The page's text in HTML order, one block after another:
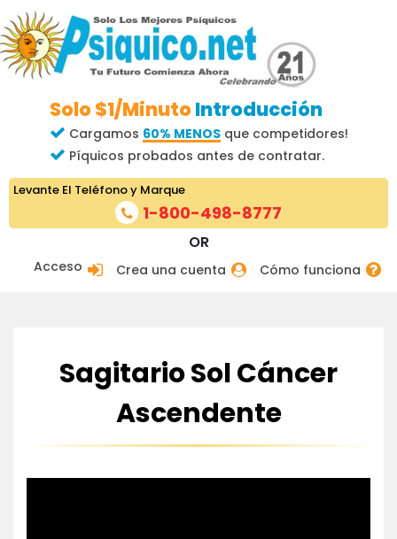
Solo $1/MinutoIntroducción
Cargamos 60% MENOSque competidores!
Píquicos probados antes de contratar.
Acceso Crea una cuenta Cómo funciona
OR
Levante El Teléfono y Marque
1-800-498-8777
Sagitario Sol Cáncer
Ascendente